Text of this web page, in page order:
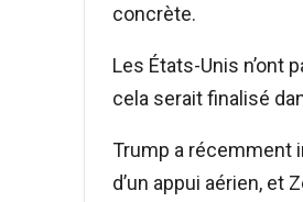
concrète.
Les États-Unis n’ont
cela serait finalisé
Trump a récemment
d’un appui aérien, et